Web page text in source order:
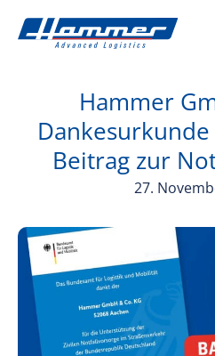
Hammer
Beitrag zur
27.